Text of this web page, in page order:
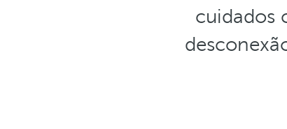
cuidados